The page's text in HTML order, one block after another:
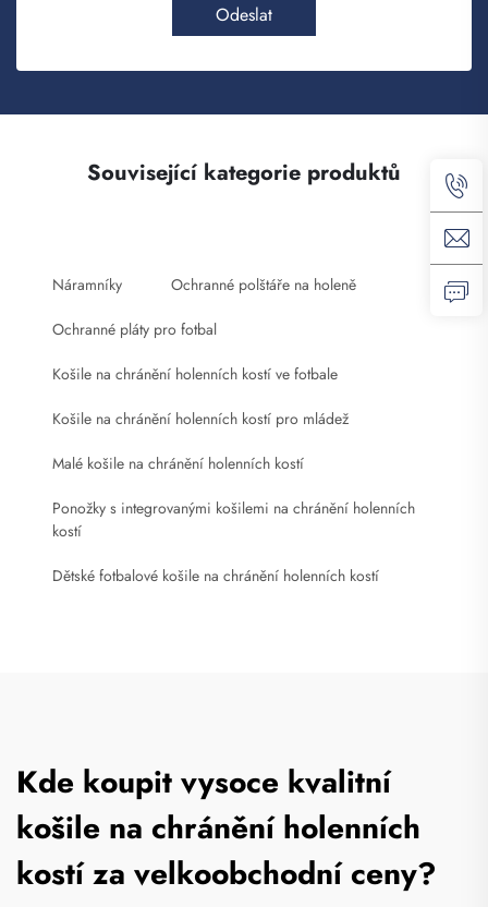
Odeslat
Související kategorie produktů
Náramníky Ochranné polštáře na holeně
Ochranné pláty pro fotbal
Košile na chránění holenních kostí ve fotbale
Košile na chránění holenních kostí pro mládež
Malé košile na chránění holenních kostí
Ponožky s integrovanými košilemi na chránění holenních
kostí
Dětské fotbalové košile na chránění holenních kostí
Kde koupit vysoce kvalitní
košile na chránění holenních
kostí za velkoobchodní ceny?